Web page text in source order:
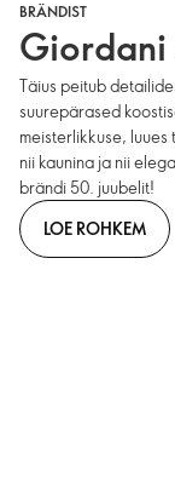
BRÄNDIST
Täius peitub
suurepärased
meisterlikkuse,
nii kaunina ja nii
brändi 50. juubelit!
LOE ROHKEM